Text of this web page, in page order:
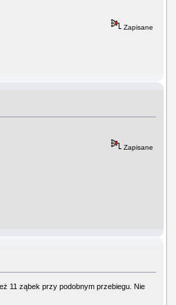
Zapisane
Zapisane
11 ząbek przy podobnym przebiegu. Nie